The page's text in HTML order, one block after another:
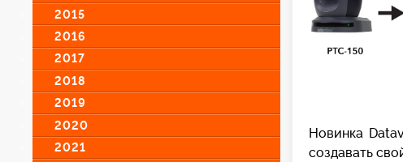
2015
2016
2017
2018
2019
2020
2021
Новинка
создавать